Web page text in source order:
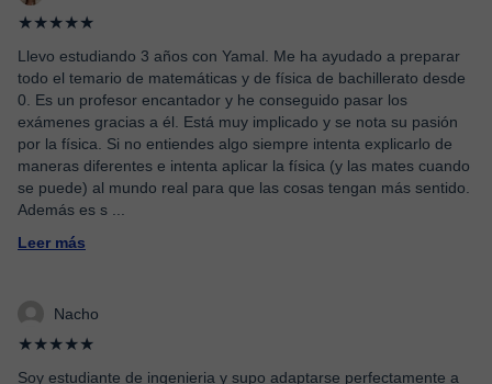
★★★★★
Llevo estudiando 3 años con Yamal. Me ha ayudado a preparar
todo el temario de matemáticas y de física de bachillerato desde
0. Es un profesor encantador y he conseguido pasar los
exámenes gracias a él. Está muy implicado y se nota su pasión
por la física. Si no entiendes algo siempre intenta explicarlo de
maneras diferentes e intenta aplicar la física (y las mates cuando
se puede) al mundo real para que las cosas tengan más sentido.
Además es s
Leer más
Nacho
★★★★★
Soy estudiante de ingenieria y supo adaptarse perfectamente a